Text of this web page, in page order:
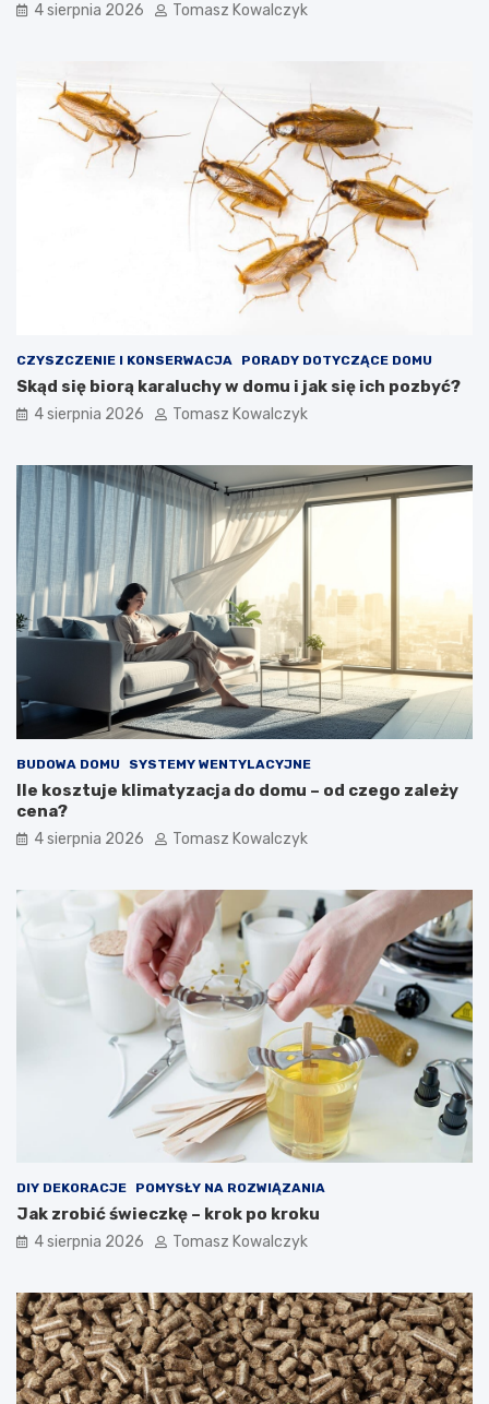
4 sierpnia 2026 Tomasz Kowalczyk
CZYSZCZENIE I KONSERWACJA PORADY DOTYCZĄCE DOMU
Skąd się biorą karaluchy w domu i jak się ich pozbyć?
4 sierpnia 2026 Tomasz Kowalczyk
BUDOWA DOMU SYSTEMY WENTYLACYJNE
Ile kosztuje klimatyzacja do domu – od czego zależy
cena?
4 sierpnia 2026 Tomasz Kowalczyk
DIY DEKORACJE POMYSŁY NA ROZWIĄZANIA
Jak zrobić świeczkę – krok po kroku
4 sierpnia 2026 Tomasz Kowalczyk